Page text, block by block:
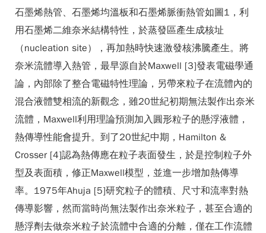
石墨烯熱管、石墨烯均溫板和石墨烯脈衝熱管如圖1，利
用石墨烯二維奈米結構特性，於蒸發區產生成核址
（nucleation site），再加熱時快速激發核沸騰產生。將
奈米流體導入熱管，最早源自於Maxwell [3]發表電磁學通
論，內部除了整合電磁特性理論，另帶來粒子在流體內的
混合液體雙相流的新觀念，雖20世紀初期無法製作出奈米
流體，Maxwell利用理論預測加入圓形粒子的懸浮液體，
熱傳導性能會提升。到了20世紀中期，Hamilton &
Crosser [4]認為熱傳應在粒子表面發生，於是控制粒子外
型及表面積，修正Maxwell模型，並進一步增加熱傳導
率。1975年Ahuja [5]研究粒子的體積、尺寸和流率對熱
傳導影響，然而當時尚無法製作出奈米粒子，甚至合適的
懸浮劑去做奈米粒子於流體中合適的分離，僅在工作流體